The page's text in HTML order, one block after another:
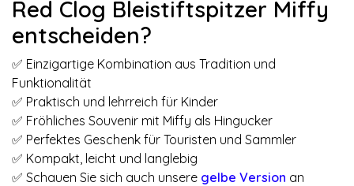
Red Clog Bleistiftspitzer Miffy
entscheiden?
✅ Einzigartige Kombination aus Tradition und
Funktionalität
✅ Praktisch und lehrreich für Kinder
✅ Fröhliches Souvenir mit Miffy als Hingucker
✅ Perfektes Geschenk für Touristen und Sammler
✅ Kompakt, leicht und langlebig
✅ Schauen Sie sich auch unsere gelbe Version an